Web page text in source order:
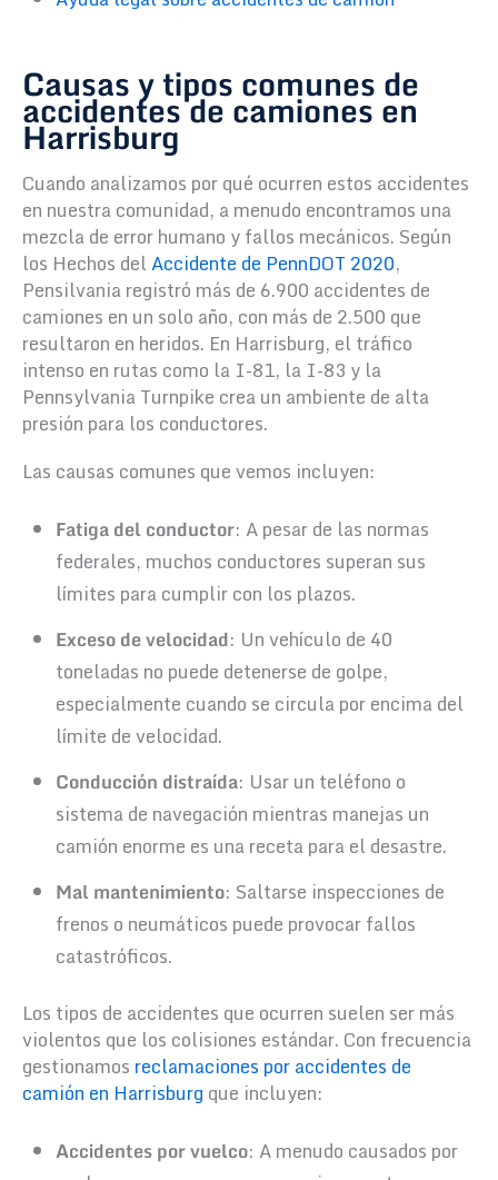
Causas y tipos comunes de
accidentes de camiones en
Harrisburg
Cuando analizamos por qué ocurren estos accidentes
en nuestra comunidad, a menudo encontramos una
mezcla de error humano y fallos mecánicos. Según
los Hechos delAccidente de PennDOT 2020,
Pensilvania registró más de 6.900 accidentes de
camiones en un solo año, con más de 2.500 que
resultaron en heridos. En Harrisburg, el tráfico
intenso en rutas como la I-81, la I-83 y la
Pennsylvania Turnpike crea un ambiente de alta
presión para los conductores.
Las causas comunes que vemos incluyen:
Fatiga del conductor: A pesar de las normas
federales, muchos conductores superan sus
límites para cumplir con los plazos.
Exceso de velocidad: Un vehículo de 40
toneladas no puede detenerse de golpe,
especialmente cuando se circula por encima del
límite de velocidad.
Conducción distraída: Usar un teléfono o
sistema de navegación mientras manejas un
camión enorme es una receta para el desastre.
Mal mantenimiento: Saltarse inspecciones de
frenos o neumáticos puede provocar fallos
catastróficos.
Los tipos de accidentes que ocurren suelen ser más
violentos que los colisiones estándar. Con frecuencia
gestionamos reclamaciones por accidentes de
camión en Harrisburg que incluyen:
Accidentes por vuelco: A menudo causados por